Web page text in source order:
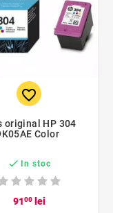
favorite_border
original HP 304
Color
 In stoc
9100lei